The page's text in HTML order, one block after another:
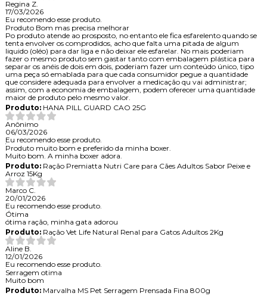
Regina Z.
17/03/2026
Eu recomendo esse produto.
Produto Bom mas precisa melhorar
Po produto atende ao prosposto, no entanto ele fica esfarelento quando se
tenta envolver os comprodidos, acho que falta uma pitada de algum
liquido (oléo) para dar liga e não deixar ele esfarelar. No mais poderiam
fazer o mesmo produto sem gastar tanto com embalagem plástica para
separar os anéis de dois em dois, poderiam fazer um conteúdo único, tipo
uma peça só emablada para que cada consumidor pegue a quantidade
que considere adequada para envolver a medicação qu vai administrar;
assim, com a economia de embalagem, podem oferecer uma quantidade
maior de produto pelo mesmo valor.
Produto:HANA PILL GUARD CAO 25G
Anônimo
06/03/2026
Eu recomendo esse produto.
Produto muito bom e preferido da minha boxer.
Muito bom. A minha boxer adora.
Produto:Ração Premiatta Nutri Care para Cães Adultos Sabor Peixe e
Arroz 15Kg
Marco C.
20/01/2026
Eu recomendo esse produto.
Ótima
ótima ração, minha gata adorou
Produto:Ração Vet Life Natural Renal para Gatos Adultos 2Kg
Aline B.
12/01/2026
Eu recomendo esse produto.
Serragem otima
Muito bom
Produto:Marvalha MS Pet Serragem Prensada Fina 800g